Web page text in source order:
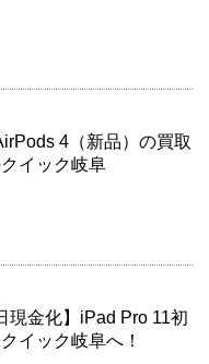
4（新品）の買取
イック岐阜
現金化】iPad Pro 11初
イック岐阜へ！